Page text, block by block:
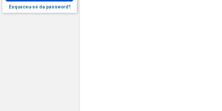
Esqueceu-se da password?